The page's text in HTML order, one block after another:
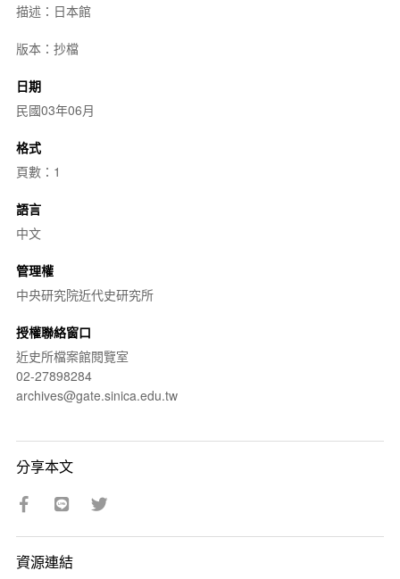
描述：日本館
版本：抄檔
日期
民國03年06月
格式
頁數：1
語言
中文
管理權
中央研究院近代史研究所
授權聯絡窗口
近史所檔案館閱覽室
02-27898284
archives@gate.sinica.edu.tw
分享本文
資源連結